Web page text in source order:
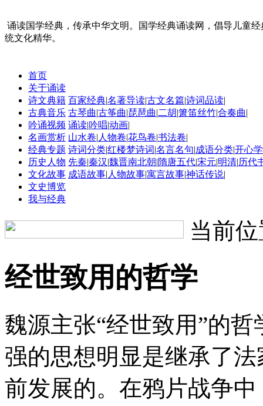
诵读国学经典，传承中华文明。国学经典诵读网，倡导儿童
统文化精华。
首页
关于诵读
诗文典籍 百家经典|名著导读|古文名篇|诗词品读|
古典音乐 古琴曲|古筝曲|琵琶曲|二胡|箫笛丝竹|合奏曲|
吟诵视频 诵读|吟唱|动画|
名画赏析 山水卷| 人物卷|花鸟卷|书法卷|
经典专题 诗词分类|红楼梦诗词|名言名句|成语分类|开心
历史人物 先秦|秦汉|魏晋南北朝|隋唐五代|宋元|明清|历代
文化故事 成语故事| 人物故事|寓言故事|神话传说|
文史博览
我与经典
当前
经世致用的哲学
魏源主张“经世致用”的
强的思想明显是继承了
前发展的。在鸦片战争